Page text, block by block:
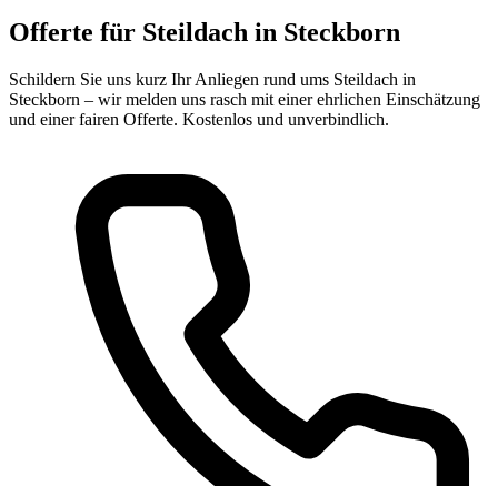
Offerte für Steildach in Steckborn
Schildern Sie uns kurz Ihr Anliegen rund ums Steildach in
Steckborn – wir melden uns rasch mit einer ehrlichen Einschätzung
und einer fairen Offerte. Kostenlos und unverbindlich.